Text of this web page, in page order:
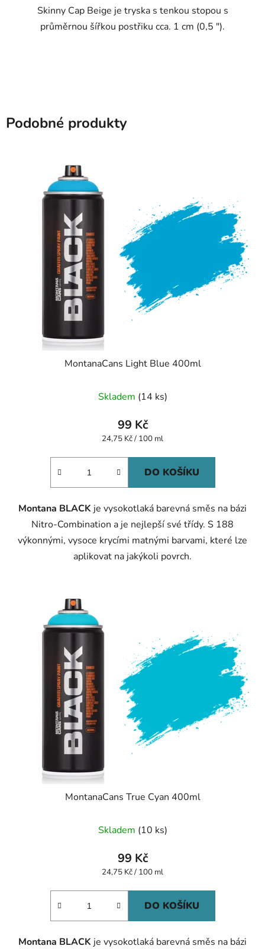
Skinny Cap Beige je tryska s tenkou stopou s
průměrnou šířkou postřiku cca. 1 cm (0,5 ").
Podobné produkty
MontanaCans Light Blue 400ml
Skladem (14 ks)
99 Kč
Měrná
24,75 Kč / 100 ml
DO KOŠÍKU
Montana BLACK je vysokotlaká barevná směs na bázi
Nitro-Combination a je nejlepší své třídy. S 188
výkonnými, vysoce krycími matnými barvami, které lze
aplikovat na jakýkoli povrch.
MontanaCans True Cyan 400ml
Skladem (10 ks)
99 Kč
Měrná
24,75 Kč / 100 ml
DO KOŠÍKU
Montana BLACK je vysokotlaká barevná směs na bázi